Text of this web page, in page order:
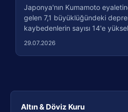
Altın & Döviz Kuru
Japonya'nın Kumamoto
gelen 7,1 büyüklüğündeki
kaybedenlerin sayısı 14'e
29.07.2026